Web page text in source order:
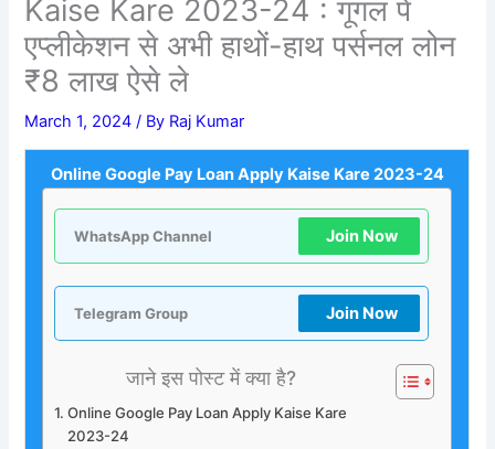
Kaise Kare 2023-24 : गूगल पे
एप्लीकेशन से अभी हाथों-हाथ पर्सनल लोन
₹8 लाख ऐसे ले
March 1, 2024/ By Raj Kumar
Online Google Pay Loan Apply Kaise Kare 2023-24
WhatsApp Channel Join Now
Telegram Group Join Now
जाने इस पोस्ट में क्या है?
Online Google Pay Loan Apply Kaise Kare
2023-24